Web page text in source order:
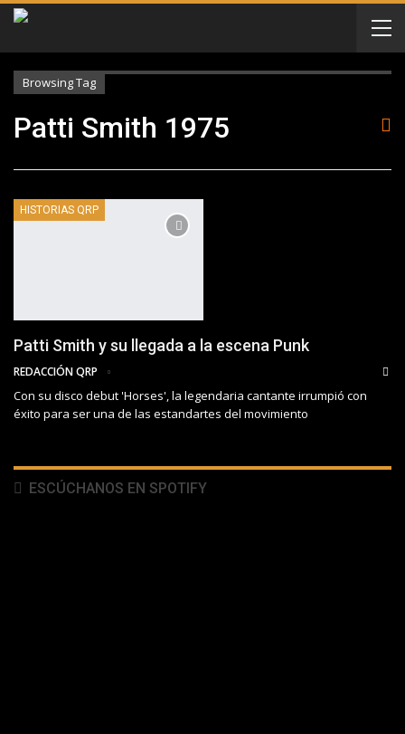
Browsing Tag
Patti Smith 1975
HISTORIAS QRP
Patti Smith y su llegada a la escena Punk
REDACCIÓN QRP
Con su disco debut 'Horses', la legendaria cantante irrumpió con
éxito para ser una de las estandartes del movimiento
ESCÚCHANOS EN SPOTIFY